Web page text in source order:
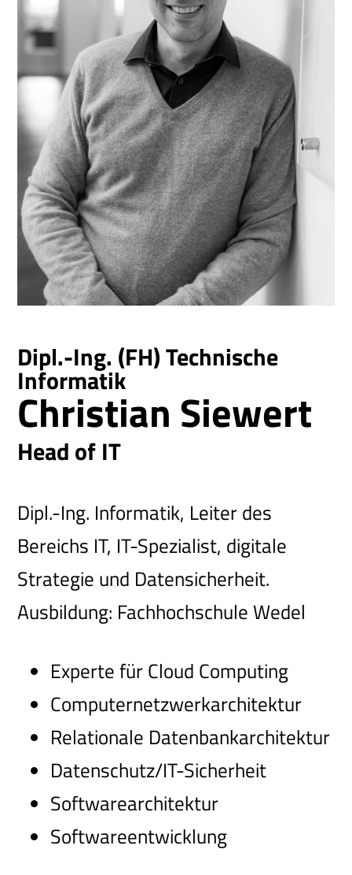
Dipl.-Ing. (FH) Technische
Informatik
Christian Siewert
Head of IT
Dipl.-Ing. Informatik, Leiter des
Bereichs IT, IT-Spezialist, digitale
Strategie und Datensicherheit.
Ausbildung: Fachhochschule Wedel
Experte für Cloud Computing
Computernetzwerkarchitektur
Relationale Datenbankarchitektur
Datenschutz/IT-Sicherheit
Softwarearchitektur
Softwareentwicklung